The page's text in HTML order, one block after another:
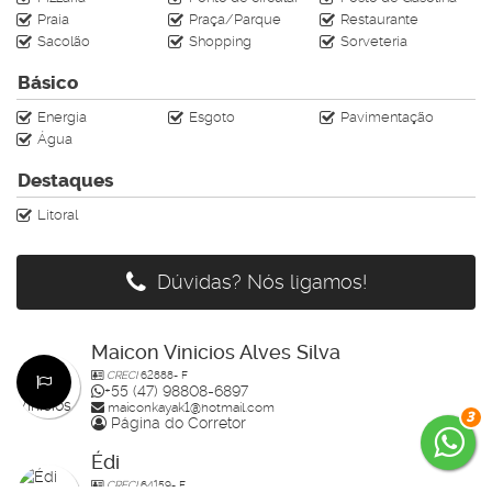
3
Praia
Praça/Parque
Restaurante
Sacolão
Shopping Sorveteria
Básico
Energia Esgoto
Pavimentação
Água
Destaques
Litoral
Dúvidas? Nós ligamos!
Maicon Vinicios Alves Silva
CRECI62888- F
+55 (47) 98808-6897
maiconkayak1@hotmail.com
Página do Corretor
Édi
CRECI64159- F